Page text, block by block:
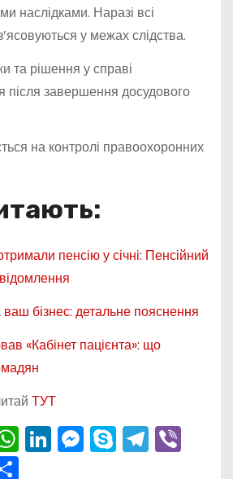
наслідками. Наразі всі
у межах слідства.
та рішення у справі
після завершення досудового
на контролі правоохоронних
пенсію у січні: Пенсійний
ваш бізнес: детальне пояснення
«Кабінет пацієнта»: що
ТУТ
W
h
Li
n
M
e
S
k
T
el
Vi
П